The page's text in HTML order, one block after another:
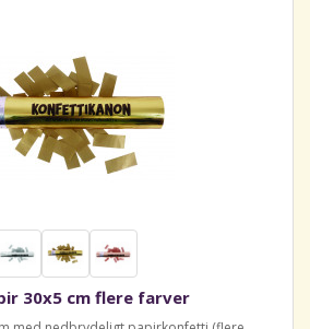
30x5 cm flere farver